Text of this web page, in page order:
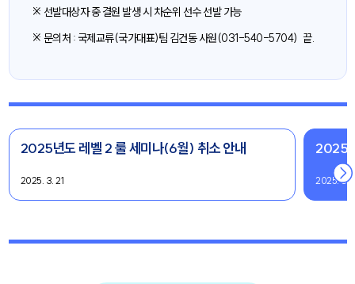
※ 선발대상자 중 결원 발생 시 차순위 선수 선발 가능
※ 문의처 : 국제교류(국가대표)팀 김건동 사원(031-540-5704) 끝.
2025년도 레벨 2 룰 세미나(6월) 취소 안내
2025. 3. 21
2025
2025. 3.